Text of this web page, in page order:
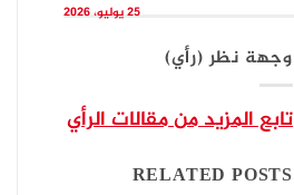
25 يوليو، 2026
وجهة نظر (رأي)
تابع المزيد من مقالات الرأي
RELATED POSTS